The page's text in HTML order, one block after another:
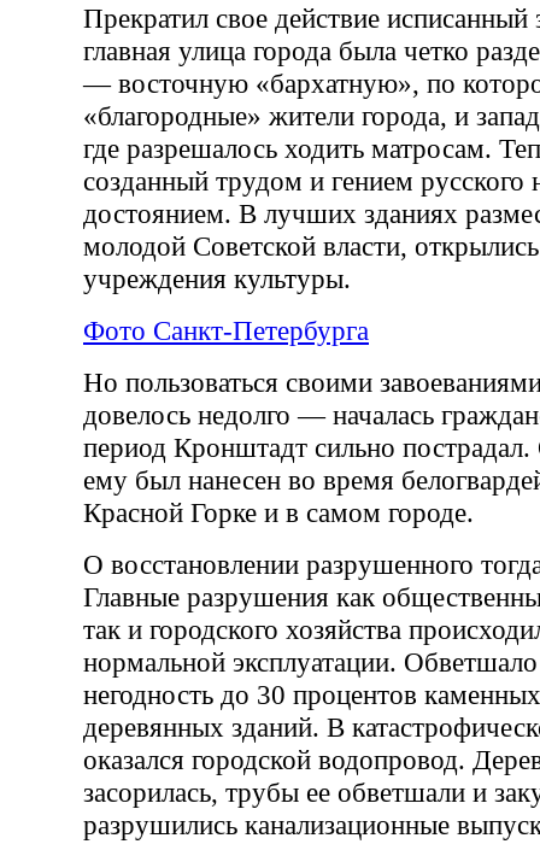
Прекратил свое действие
главная улица города была четко
— восточную «бархатную», по
«благородные» жители города, и
где разрешалось ходить матросам.
созданный трудом и гением русского
достоянием. В лучших зданиях
молодой Советской власти,
учреждения культуры.
Фото Санкт-Петербурга
Но пользоваться своими
довелось недолго — началась
период Кронштадт сильно
ему был нанесен во время
Красной Горке и в самом городе.
О восстановлении разрушенного
Главные разрушения как
так и городского хозяйства
нормальной эксплуатации.
негодность до 30 процентов
деревянных зданий. В
оказался городской водопровод.
засорилась, трубы ее обветшали и
разрушились канализационные